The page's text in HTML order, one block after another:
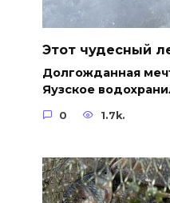
Этот чудесный
Долгожданная
Яузское
0 1.7k.